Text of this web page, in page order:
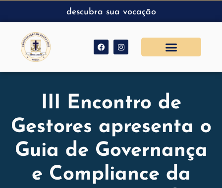
descubra sua vocação
III Encontro de
Gestores apresenta o
Guia de Governança
e Compliance da